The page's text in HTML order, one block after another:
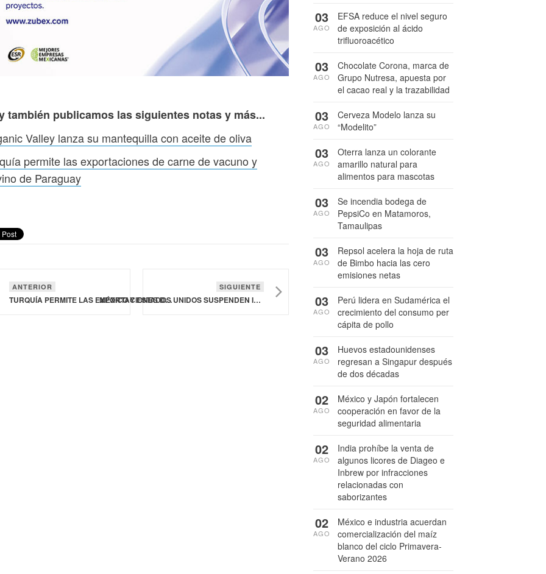
también publicamos las siguientes notas y más...
Valley lanza su mantequilla con aceite de oliva
permite las exportaciones de carne de vacuno y
de Paraguay
ANTERIOR
TURQUÍA PERMITE LAS EXPORTACIONES DE CARNE DE VACUNO Y BOVINO DE PARAGUAY
SIGUIENTE
MÉXICO Y ESTADOS UNIDOS SUSPENDEN INTERCAMBIO DE ANIMALES VIVOS COMO MEDIDA PRECAUTORIA POR GUSANO BARRENADOR DEL GANADO
EFSA reduce el nivel seguro
de exposición al ácido
trifluoroacético
03
AGO
Chocolate Corona, marca de
Grupo Nutresa, apuesta por
el cacao real y la trazabilidad
03
AGO
Cerveza Modelo lanza su
“Modelito”
03
AGO
Oterra lanza un colorante
amarillo natural para
alimentos para mascotas
03
AGO
Se incendia bodega de
PepsiCo en Matamoros,
Tamaulipas
03
AGO
Repsol acelera la hoja de ruta
de Bimbo hacia las cero
emisiones netas
03
AGO
Perú lidera en Sudamérica el
crecimiento del consumo per
cápita de pollo
03
AGO
Huevos estadounidenses
regresan a Singapur después
de dos décadas
03
AGO
México y Japón fortalecen
cooperación en favor de la
seguridad alimentaria
02
AGO
India prohíbe la venta de
algunos licores de Diageo e
Inbrew por infracciones
relacionadas con
saborizantes
02
AGO
México e industria acuerdan
comercialización del maíz
blanco del ciclo Primavera-
Verano 2026
02
AGO